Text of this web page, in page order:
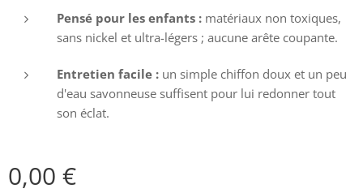
Pensé pour les enfants : matériaux non toxiques,
sans nickel et ultra-légers ; aucune arête coupante.
Entretien facile : un simple chiffon doux et un peu
d'eau savonneuse suffisent pour lui redonner tout
son éclat.
0,00 €